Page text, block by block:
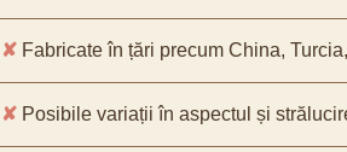
✘ Fabricate în țări precum China,
✘ Posibile variații în aspectul și